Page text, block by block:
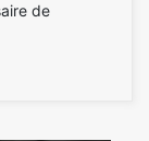
de